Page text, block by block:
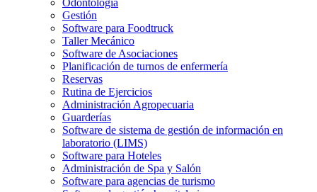
Odontología
Gestión
Software para Foodtruck
Taller Mecánico
Software de Asociaciones
Planificación de turnos de enfermería
Reservas
Rutina de Ejercicios
Administración Agropecuaria
Guarderías
Software de sistema de gestión de información en
laboratorio (LIMS)
Software para Hoteles
Administración de Spa y Salón
Software para agencias de turismo